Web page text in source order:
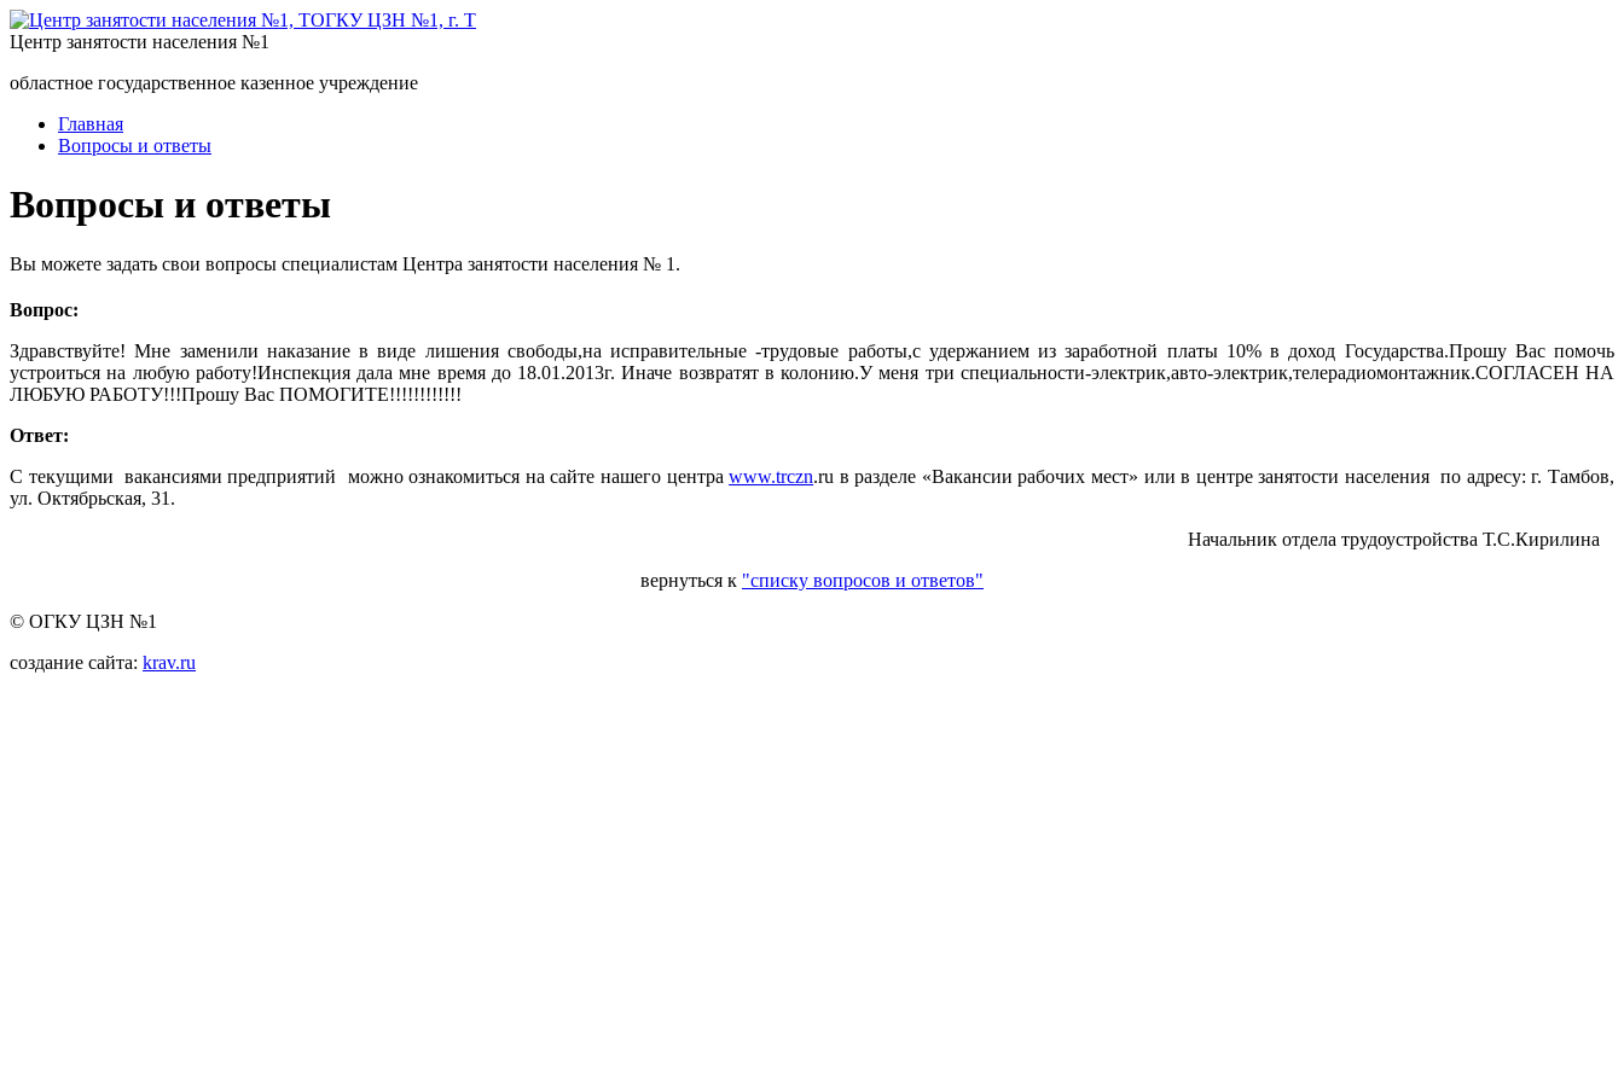
Центр занятости населения №1
областное государственное казенное учреждение
Главная
Вопросы и ответы
Вопросы и ответы
Вы можете задать свои вопросы специалистам Центра занятости населения № 1.
Вопрос:
Здравствуйте! Мне заменили наказание в виде лишения свободы,на исправительные -трудовые работы,с удержанием из заработной платы 10% в доход Государства.Прошу Вас помочь
устроиться на любую работу!Инспекция дала мне время до 18.01.2013г. Иначе возвратят в колонию.У меня три специальности-электрик,авто-электрик,телерадиомонтажник.СОГЛАСЕН НА
ЛЮБУЮ РАБОТУ!!!Прошу Вас ПОМОГИТЕ!!!!!!!!!!!!
Ответ:
С текущими вакансиями предприятий можно ознакомиться на сайте нашего центраwww.trczn.ru в разделе «Вакансии рабочих мест» или в центре занятости населения по адресу: г. Тамбов,
ул. Октябрьская, 31.
Начальник отдела трудоустройства Т.С.Кирилина
вернуться к "списку вопросов и ответов"
© ОГКУ ЦЗН №1
создание сайта: krav.ru